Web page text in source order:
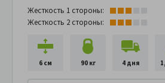
Жесткость 1 стороны:
Жесткость 2 стороны:
6 см 90 кг 4 дня